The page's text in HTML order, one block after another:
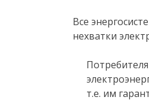
Все
нехватки
т.е. им